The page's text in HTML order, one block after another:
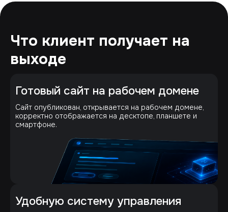
Что клиент получает на
выходе
Готовый сайт на рабочем домене
Сайт опубликован, открывается на рабочем домене,
корректно отображается на десктопе, планшете и
смартфоне.
Удобную систему управления